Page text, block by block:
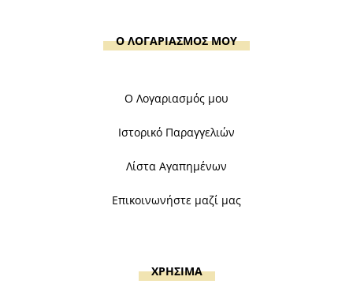
Ο ΛΟΓΑΡΙΑΣΜΟΣ ΜΟΥ
Ο Λογαριασμός μου
Ιστορικό Παραγγελιών
Λίστα Αγαπημένων
Επικοινωνήστε μαζί μας
ΧΡΗΣΙΜΑ